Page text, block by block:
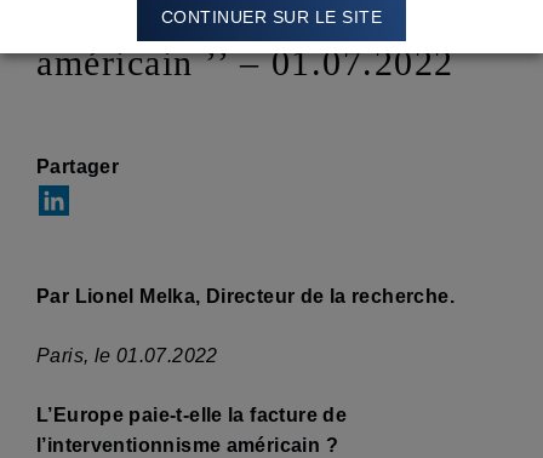
l’interventionnisme
américain ’’ – 01.07.2022
Partager
Par Lionel Melka, Directeur de la recherche.
Paris, le 01.07.2022
L’Europe paie-t-elle la facture de
l’interventionnisme américain ?
CONTINUER SUR LE SITE